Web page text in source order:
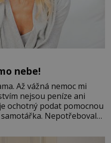
nebe!
Až vážná nemoc mi
nejsou peníze ani
ochotný podat pomocnou
Nepotřebovala
po studiích jsem